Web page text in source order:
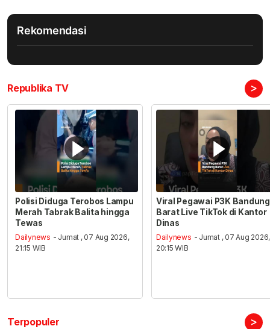
Rekomendasi
Republika TV >
Polisi Diduga Terobos Lampu
Merah Tabrak Balita hingga
Tewas
Dailynews - Jumat , 07 Aug 2026,
21:15 WIB
Viral Pegawai P3K Bandung
Barat Live TikTok di Kantor
Dinas
Dailynews - Jumat , 07 Aug 2026,
20:15 WIB
Terpopuler >